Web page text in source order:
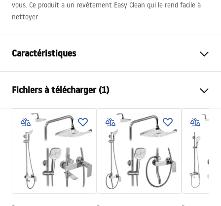
vous. Ce produit a un revêtement Easy Clean qui le rend facile à
nettoyer.
Caractéristiques
Couleur
Type de cabine de douche
walk-in
Couleur du verre
Transparent 8mm
Modèle
Bler
Sens de la cabine
Réversible
Garantie
24 mois
Fichiers à télécharger (1)
Instrukcja_montażu_FR
Paroi de douche Bler FR.pdf